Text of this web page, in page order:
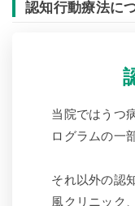
認知行動療法に
当院ではうつ
ログラムの一
それ以外の認
風クリニック